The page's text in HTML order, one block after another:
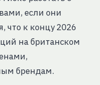
если они
что к концу 2026
на британском
брендам.